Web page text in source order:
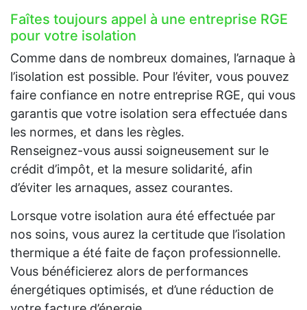
Faîtes toujours appel à une entreprise RGE
pour votre isolation
Comme dans de nombreux domaines, l’arnaque à
l’isolation est possible. Pour l’éviter, vous pouvez
faire confiance en notre entreprise RGE, qui vous
garantis que votre isolation sera effectuée dans
les normes, et dans les règles.
Renseignez-vous aussi soigneusement sur le
crédit d’impôt, et la mesure solidarité, afin
d’éviter les arnaques, assez courantes.
Lorsque votre isolation aura été effectuée par
nos soins, vous aurez la certitude que l’isolation
thermique a été faite de façon professionnelle.
Vous bénéficierez alors de performances
énergétiques optimisés, et d’une réduction de